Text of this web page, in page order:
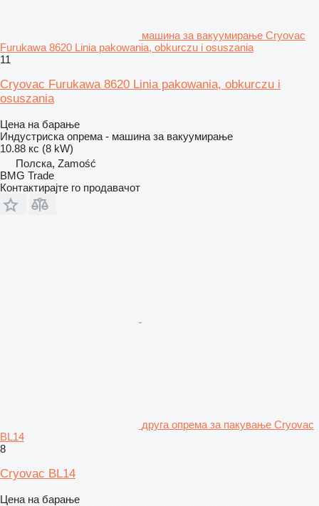
машина за вакуумирање Cryovac
Furukawa 8620 Linia pakowania, obkurczu i osuszania
11
Cryovac Furukawa 8620 Linia pakowania, obkurczu i
osuszania
Цена на барање
Индустриска опрема - машина за вакуумирање
10.88 кс (8 kW)
Полска, Zamość
BMG Trade
Контактирајте го продавачот
друга опрема за пакување Cryovac
BL14
8
Cryovac BL14
Цена на барање